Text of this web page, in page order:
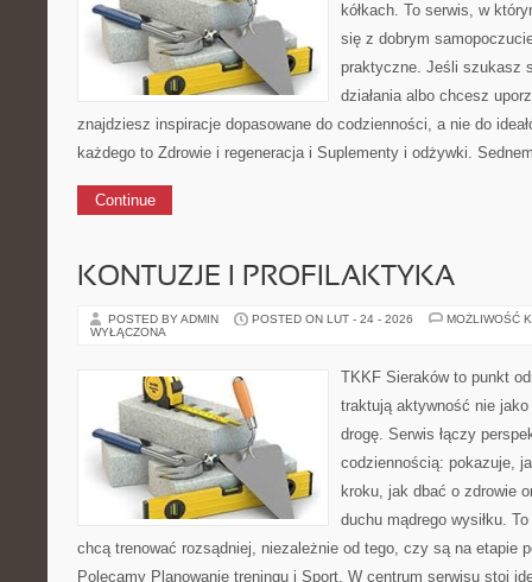
kółkach. To serwis, w
się z dobrym
praktyczne. Jeśli szukasz
działania albo chcesz
znajdziesz inspiracje dopasowane do codzienności, a nie do
każdego to Zdrowie i regeneracja i Suplementy i odżywki.
Continue
KONTUZJE I PROFILAKTYKA
POSTED BY ADMIN POSTED ON LUT - 24 - 2026
MOŻLIWOŚĆ
WYŁĄCZONA
TKKF Sieraków to punkt
traktują aktywność nie
drogę. Serwis łączy
codziennością: pokazuje,
kroku, jak dbać o zdrowie
duchu mądrego wysiłku.
chcą trenować rozsądniej, niezależnie od tego, czy są na etapie
Polecamy Planowanie treningu i Sport. W centrum serwisu stoi